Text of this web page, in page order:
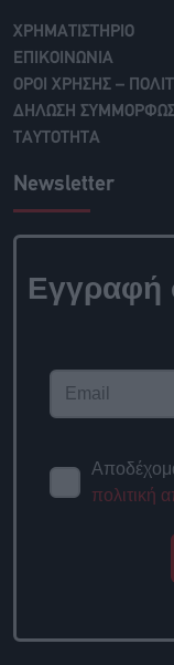
ΧΡΗΜΑΤΙΣΤΗΡΙΟ
ΕΠΙΚΟΙΝΩΝΙΑ
ΟΡΟΙ ΧΡΗΣΗΣ –
ΔΗΛΩΣΗ
ΤΑΥΤΟΤΗΤΑ
Newsletter
Εγγραφή
πολιτική